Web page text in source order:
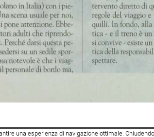
una esperienza di navigazione ottimale.